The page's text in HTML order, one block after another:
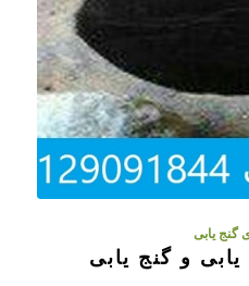
گنج یابی
یابی و گنج یابی